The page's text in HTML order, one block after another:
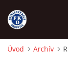
Úvod Archív